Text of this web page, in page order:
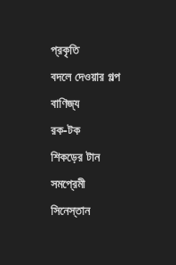
প্রকৃতি
বদলে দেওয়ার গল্প
বাণিজ্য
রক-টক
শিকড়ের টান
সমপ্রেমী
সিনেস্তান